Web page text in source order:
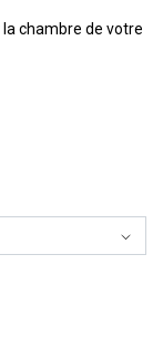
chambre de votre